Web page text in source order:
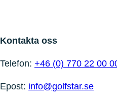
Kontakta oss
Telefon: +46 (0) 770 22 00
Epost: info@golfstar.se